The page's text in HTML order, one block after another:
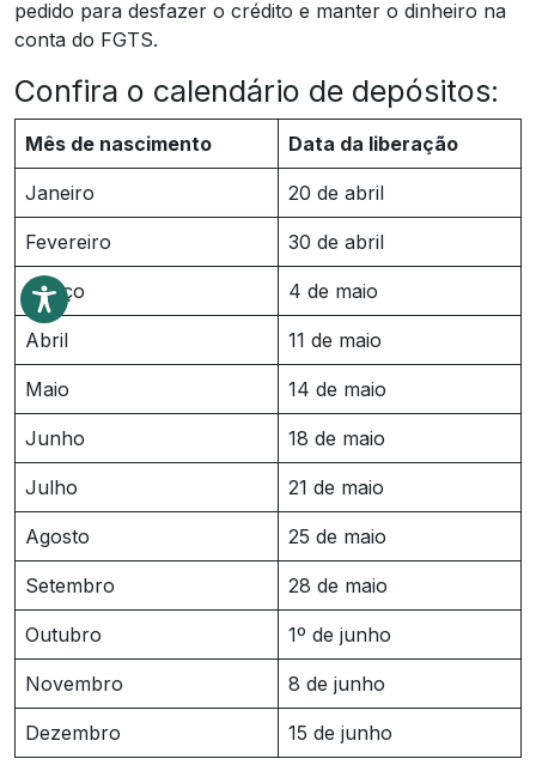
pedido para desfazer o crédito e manter o dinheiro na
conta do FGTS.
Confira o calendário de depósitos:
Mês de nascimento Data da liberação
Janeiro 20 de abril
Fevereiro 30 de abril
Março 4 de maio
Abril 11 de maio
Maio 14 de maio
Junho 18 de maio
Julho 21 de maio
Agosto 25 de maio
Setembro 28 de maio
Outubro 1º de junho
Novembro 8 de junho
Dezembro 15 de junho